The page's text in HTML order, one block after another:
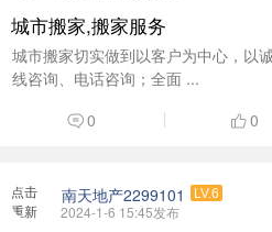
城市搬家,搬家服务
城市搬家切实做到以客户为中心，以
线咨询、电话咨询；全面 ...
0
0
点击
重新
南天地产2299101 LV.6
2024-1-6 15:45发布